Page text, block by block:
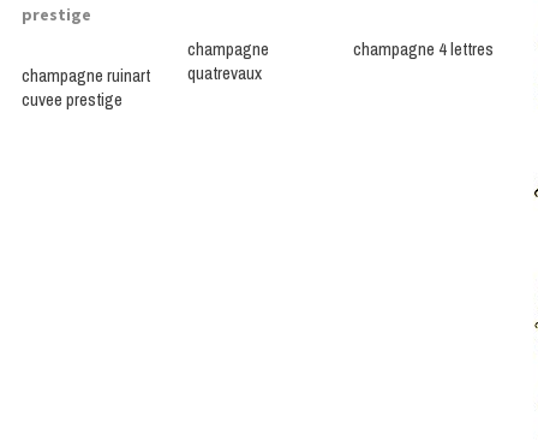
champagne ruinart
cuvee prestige
champagne
quatrevaux
champagne 4 lettres